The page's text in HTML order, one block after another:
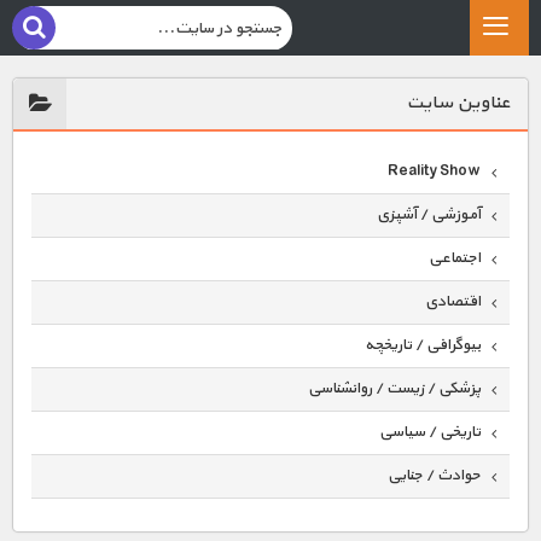
عناوين سايت
Reality Show
آموزشی / آشپزی
اجتماعی
اقتصادی
بیوگرافی / تاریخچه
پزشکی / زیست / روانشناسی
تاریخی / سیاسی
حوادث / جنایی